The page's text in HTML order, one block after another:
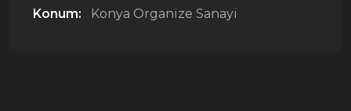
Konum:
Konya Organize Sanayi